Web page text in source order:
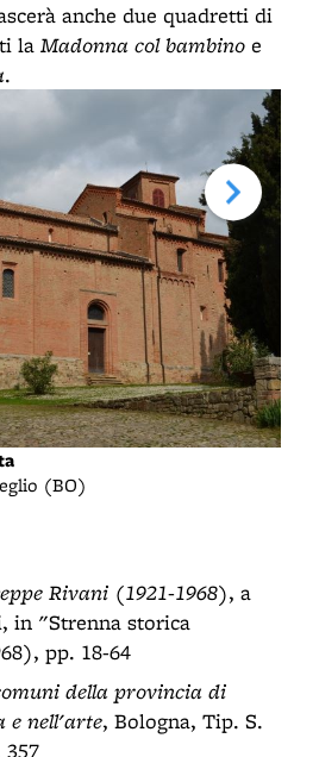
anche due quadretti di
la Madonna col bambino e
.
(BO)
Rivani (1921-1968), a
in "Strenna storica
pp. 18-64
della provincia di
e nell'arte, Bologna, Tip. S.
357